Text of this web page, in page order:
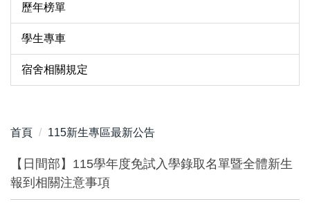
歷年榜單
學生專車
宿舍相關規定
首頁 115新生專區最新公告
【日間部】115學年度免試入學錄取名單暨全體新生
報到相關注意事項